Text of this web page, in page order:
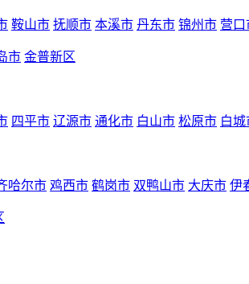
鞍山市 抚顺市 本溪市 丹东市 锦州市 营口
市 金普新区
四平市 辽源市 通化市 白山市 松原市 白城
哈尔市 鸡西市 鹤岗市 双鸭山市 大庆市 伊